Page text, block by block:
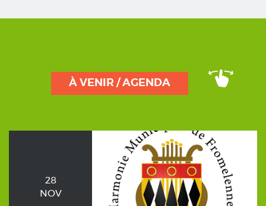
À VENIR / AGENDA
28
NOV